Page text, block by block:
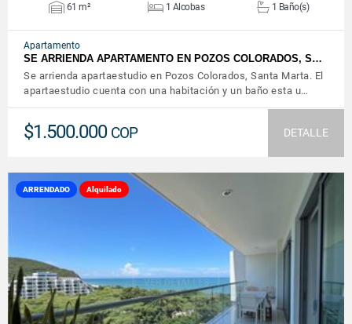
61 m² 1 Alcobas 1 Baño(s)
Apartamento
SE ARRIENDA APARTAMENTO EN POZOS COLORADOS, S…
Se arrienda apartaestudio en Pozos Colorados, Santa Marta. El
apartaestudio cuenta con una habitación y un baño esta u…
$1.500.000 COP DETALLE
ARRENDADO Alquilado
VER DETALLES